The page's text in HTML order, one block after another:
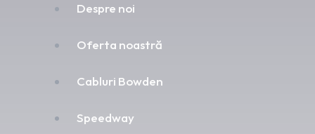
Despre noi
Oferta noastră
Cabluri Bowden
Speedway